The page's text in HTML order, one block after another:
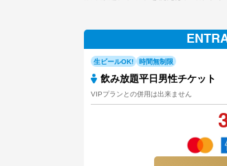
生ビールOK! 時間無制限
飲み放題平日男性チケット
VIPプランとの併用は出来ません